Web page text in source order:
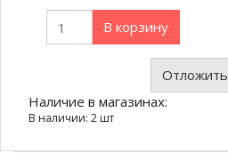
В корзину
Отложить
Наличие в магазинах:
В наличии: 2 шт